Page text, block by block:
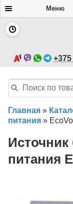
Меню
Главная »
питания »
Источник
питания